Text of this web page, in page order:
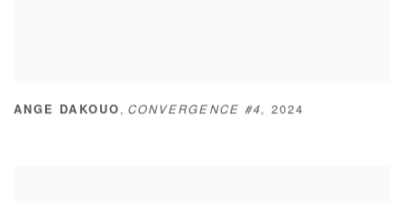
ANGE DAKOUO , CONVERGENCE #4,2024